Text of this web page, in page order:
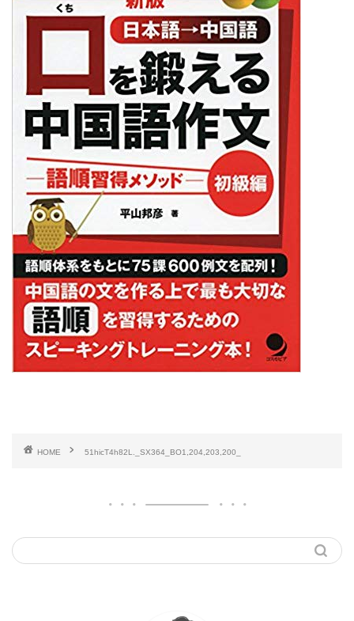
HOME 51hicT4h82L._SX364_BO1,204,203,200_